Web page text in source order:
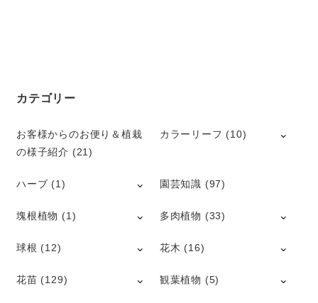
カテゴリー
お客様からのお便り＆植栽
の様子紹介 (21)
カラーリーフ (10)
ハーブ (1) 園芸知識 (97)
塊根植物 (1) 多肉植物 (33)
球根 (12) 花木 (16)
花苗 (129) 観葉植物 (5)